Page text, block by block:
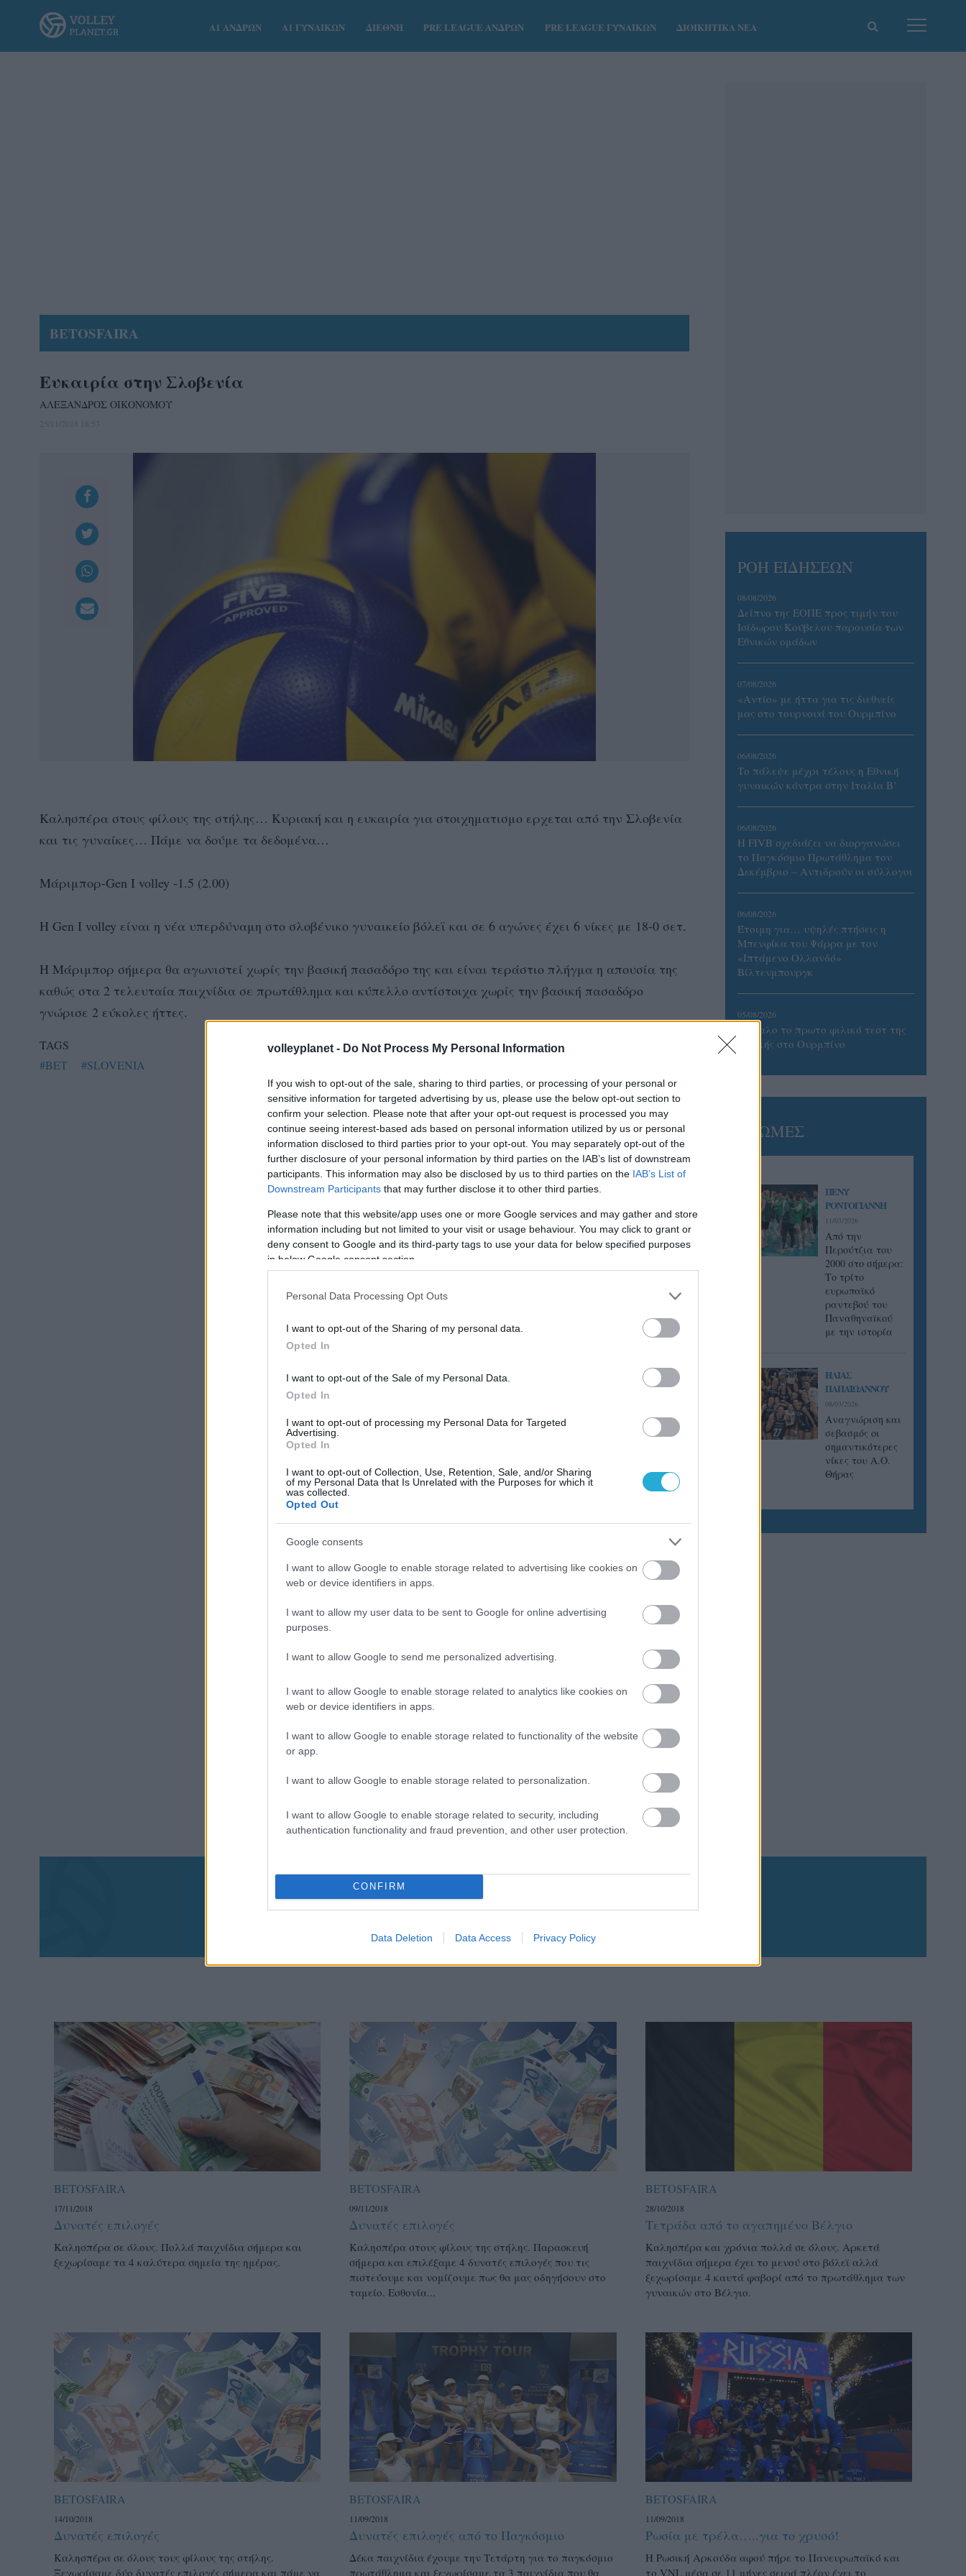
volleyplanet - Do Not Process My Personal Information
If you wish to opt-out of the sale, sharing to third parties, or processing of your personal or
sensitive information for targeted advertising by us, please use the below opt-out section to
confirm your selection. Please note that after your opt-out request is processed you may
continue seeing interest-based ads based on personal information utilized by us or personal
information disclosed to third parties prior to your opt-out. You may separately opt-out of the
further disclosure of your personal information by third parties on the IAB’s list of downstream
participants. This information may also be disclosed by us to third parties on the IAB’s List of
Downstream Participants that may further disclose it to other third parties.
Please note that this website/app uses one or more Google services and may gather and store
information including but not limited to your visit or usage behaviour. You may click to grant or
deny consent to Google and its third-party tags to use your data for below specified purposes
in below Google consent section.
Personal Data Processing Opt Outs
I want to opt-out of the Sharing of my personal data.
Opted In
I want to opt-out of the Sale of my Personal Data.
Opted In
I want to opt-out of processing my Personal Data for Targeted
Advertising.
Opted In
I want to opt-out of Collection, Use, Retention, Sale, and/or Sharing
of my Personal Data that Is Unrelated with the Purposes for which it
was collected.
Opted Out
Google consents
I want to allow Google to enable storage related to advertising like cookies on
web or device identifiers in apps.
I want to allow my user data to be sent to Google for online advertising
purposes.
I want to allow Google to send me personalized advertising.
I want to allow Google to enable storage related to analytics like cookies on
web or device identifiers in apps.
I want to allow Google to enable storage related to functionality of the website
or app.
I want to allow Google to enable storage related to personalization.
I want to allow Google to enable storage related to security, including
authentication functionality and fraud prevention, and other user protection.
CONFIRM
Data Deletion Data Access Privacy Policy
Α1 ΑΝΔΡΩΝ Α1 ΓΥΝΑΙΚΩΝ ΔΙΕΘΝΗ PRE LEAGUE ΑΝΔΡΩΝ PRE LEAGUE ΓΥΝΑΙΚΩΝ ΔΙΟΙΚΗΤΙΚΑ ΝΕΑ
BETOSFAIRA
Ευκαιρία στην Σλοβενία
ΑΛΕΞΑΝΔΡΟΣ ΟΙΚΟΝΟΜΟΥ
Καλησπέρα στους φίλους της στήλης… Κυριακή και η ευκαιρία για στοιχηματισμο ερχεται από την Σλοβενία
και τις γυναίκες… Πάμε να δούμε τα δεδομένα…
Μάριμπορ-Gen I volley -1.5 (2.00)
Η Gen I volley είναι η νέα υπερδύναμη στο σλοβένικο γυναικείο βόλεϊ και σε 6 αγώνες έχει 6 νίκες με 18-0 σετ.
Η Μάριμπορ σήμερα θα αγωνιστεί χωρίς την βασική πασαδόρο της και είναι τεράστιο πλήγμα η απουσία της
καθώς στα 2 τελευταία παιχνίδια σε πρωτάθλημα και κύπελλο αντίστοιχα χωρίς την βασική πασαδόρο
γνώρισε 2 εύκολες ήττες.
TAGS
#BET
#SLOVENIA
ΡΟΗ ΕΙΔΗΣΕΩΝ
08/08/2026
Δείπνο της ΕΟΠΕ προς τιμήν του
Ισίδωρου Κούβελου παρουσία των
Εθνικών ομάδων
07/08/2026
«Αντίο» με ήττα για τις διεθνείς
μας στο τουρνουά του Ουρμπίνο
06/08/2026
Το πάλεψε μέχρι τέλους η Εθνική
γυναικών κόντρα στην Ιταλία Β’
06/08/2026
Η FIVB σχεδιάζει να διοργανώσει
το Παγκόσμιο Πρωτάθλημα τον
Δεκέμβριο – Αντιδρούν οι σύλλογοι
06/08/2026
Έτοιμη για… υψηλές πτήσεις η
Μπενφίκα του Ψάρρα με τον
«Ιπτάμενο Ολλανδό»
Βίλτενμπουργκ
05/08/2026
Ισόπαλο το πρωτο φιλικό τεστ της
Εθνικής στο Ουρμπίνο
ΓΝΩΜΕΣ
ΠΕΝΥ
ΡΟΝΤΟΓΙΑΝΝΗ
11/03/2026
Από την
Περούτζια του
2000 στο σήμερα:
Tο τρίτο
ευρωπαϊκό
ραντεβού του
Παναθηναϊκού
με την ιστορία
ΗΛΙΑΣ
ΠΑΠΑΪΩΑΝΝΟΥ
08/03/2026
Αναγνώριση και
σεβασμός οι
σημαντικότερες
νίκες του Α.Ο.
Θήρας
Aκολουθήστε μας
παντού…
BETOSFAIRA
17/11/2018
Δυνατές επιλογές
Καλησπέρα σε όλους. Πολλά παιχνίδια σήμερα και
ξεχωρίσαμε τα 4 καλύτερα σημεία της ημέρας.
BETOSFAIRA
09/11/2018
Δυνατές επιλογές
Καλησπέρα στους φίλους της στήλης. Παρασκευή
σήμερα και επιλέξαμε 4 δυνατές επιλογές που τις
πιστεύουμε και νομίζουμε πως θα μας οδηγήσουν στο
ταμείο. Εσθονία...
BETOSFAIRA
28/10/2018
Τετράδα από το αγαπημένο Βέλγιο
Καλησπέρα και χρόνια πολλά σε όλους. Αρκετά
παιχνίδια σήμερα έχει το μενού στο βόλεϊ αλλά
ξεχωρίσαμε 4 καυτά φαβορί από το πρωτάθλημα των
γυναικών στο Βέλγιο.
BETOSFAIRA
14/10/2018
Δυνατές επιλογές
Καλησπέρα σε όλους τους φίλους της στήλης.
Ξεχωρίσαμε δύο δυνατές επιλογές σήμερα και πάμε να
BETOSFAIRA
11/09/2018
Δυνατές επιλογές από το Παγκόσμιο
Δέκα παιχνίδια έχουμε την Τετάρτη για το παγκόσμιο
πρωτάθλημα και ξεχωρίσαμε τα 3 παιχνίδια που θα
BETOSFAIRA
11/09/2018
Ρωσία με τρέλα…..για το χρυσό!
Η Ρωσική Αρκούδα αφού πήρε το Πανευρωπαϊκό και
το VNL μέσα σε 11 μήνες σειρά πλέον έχει το